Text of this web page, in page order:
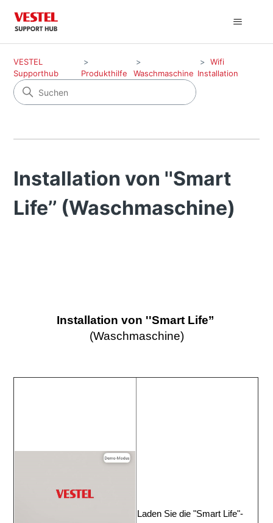
VESTEL
Supporthub
Produkthilfe Waschmaschine
Wifi
Installation
Installation von ''Smart
Life’’ (Waschmaschine)
Installation von ''Smart Life’’
(Waschmaschine)
Laden Sie die "Smart Life"-